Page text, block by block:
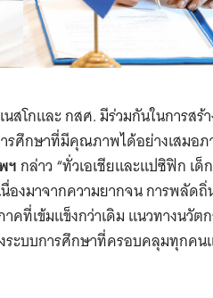
โกและ กสศ. มีร่วมกันในการสร้
รศึกษาที่มีคุณภาพได้อย่างเสมอ
ฯกล่าว “ทั่วเอเชียและแปซิฟิก เ
งมาจากความยากจน การพลัด
เข้มแข็งกว่าเดิม แนวทางนวัตก
ระบบการศึกษาที่ครอบคลุมทุกค